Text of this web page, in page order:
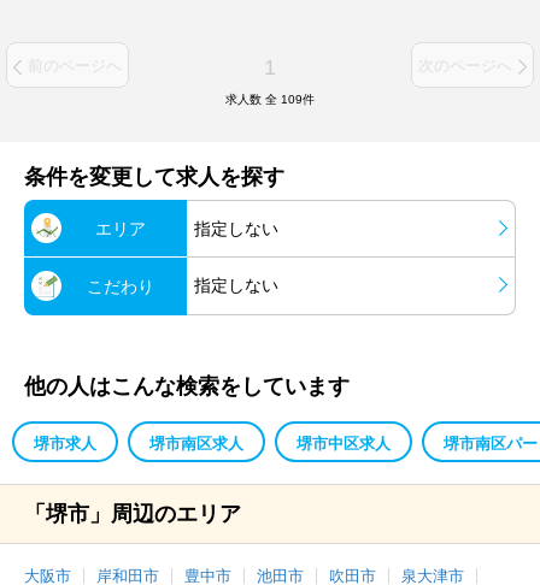
前のページへ 1 次のページへ
求人数 全 109件
条件を変更して求人を探す
エリア 指定しない
こだわり 指定しない
他の人はこんな検索をしています
堺市求人 堺市南区求人 堺市中区求人 堺市南区パ
「堺市」周辺のエリア
大阪市 岸和田市 豊中市 池田市 吹田市 泉大津市